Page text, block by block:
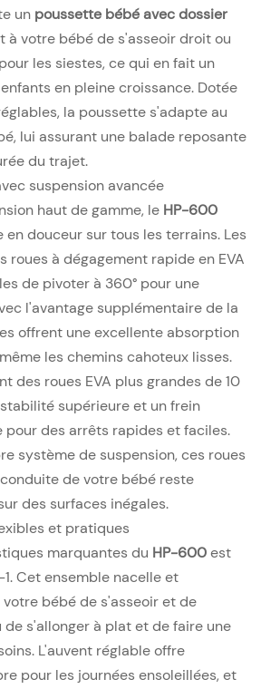
un poussette bébé avec dossier
à votre bébé de s'asseoir droit ou
les siestes, ce qui en fait un
en pleine croissance. Dotée
la poussette s'adapte au
lui assurant une balade reposante
du trajet.
suspension avancée
haut de gamme, le HP-600
douceur sur tous les terrains. Les
roues à dégagement rapide en EVA
de pivoter à 360° pour une
l'avantage supplémentaire de la
offrent une excellente absorption
les chemins cahoteux lisses.
des roues EVA plus grandes de 10
supérieure et un frein
pour des arrêts rapides et faciles.
système de suspension, ces roues
de votre bébé reste
des surfaces inégales.
et pratiques
marquantes du HP-600est
Cet ensemble nacelle et
bébé de s'asseoir et de
s'allonger à plat et de faire une
L'auvent réglable offre
pour les journées ensoleillées, et